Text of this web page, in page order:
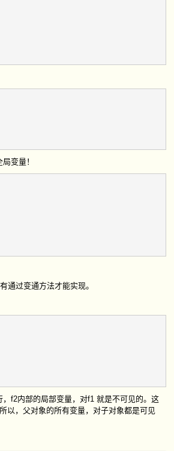
变量！
通过变通方法才能实现。
f2内部的局部变量，对f1 就是不可见的。这
以，父对象的所有变量，对子对象都是可见